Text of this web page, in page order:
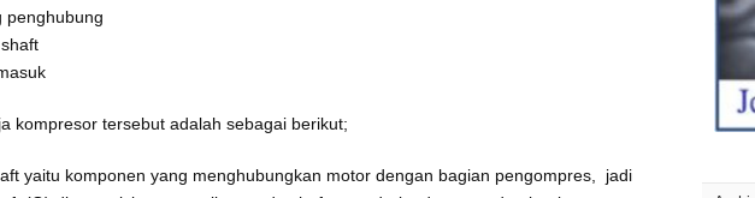
penghubung
kompresor tersebut adalah sebagai berikut;
yaitu komponen yang menghubungkan motor dengan bagian pengompres, jadi